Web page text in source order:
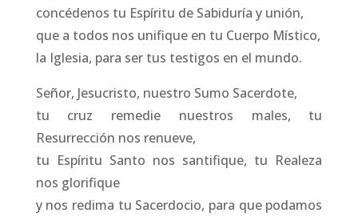
concédenos tu Espíritu de Sabiduría y unión,
que a todos nos unifique en tu Cuerpo Místico,
la Iglesia, para ser tus testigos en el mundo.
Señor, Jesucristo, nuestro Sumo Sacerdote,
tu cruz remedie nuestros males, tu
Resurrección nos renueve,
tu Espíritu Santo nos santifique, tu Realeza
nos glorifique
y nos redima tu Sacerdocio, para que podamos